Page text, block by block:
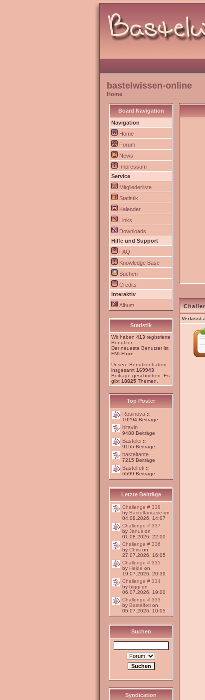
bastelwissen-online
Home
Board Navigation
Navigation
Home
Forum
News
Impressum
Service
Mitgliederliste
Statistik
Kalender
Links
Downloads
Hilfe und Support
FAQ
Knowledge Base
Suchen
Credits
Interaktiv
Album
Statistik
Wir haben 413 registrierte
Benutzer.
Der neueste Benutzer ist
FMLFlore
Unsere Benutzer haben
insgesamt 169943
Beiträge geschrieben. Es
gibt 18825 Themen.
Top Poster
Rosinova ::
10294 Beiträge
bitavin ::
9488 Beiträge
Bastelei ::
9155 Beiträge
basteltante ::
7215 Beiträge
Bastelfeti ::
6599 Beiträge
Letzte Beiträge
Challenge # 338
by Bastelfantasie on
04.08.2026, 14:07
Challenge # 337
by Janus on
01.08.2026, 22:00
Challenge # 336
by Chris on
27.07.2026, 16:05
Challenge # 335
by Heide on
19.07.2026, 20:39
Challenge # 334
by biggi on
06.07.2026, 19:00
Challenge # 333
by Bastelfeti on
05.07.2026, 10:05
Suchen
Syndication
Verfasst